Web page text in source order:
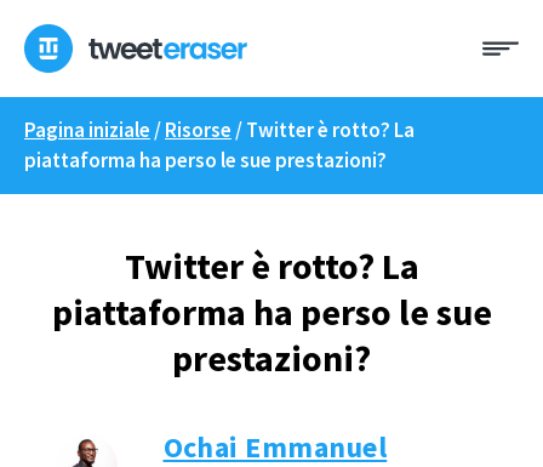
content
Pagina iniziale /Risorse /Twitter è rotto? La
piattaforma ha perso le sue prestazioni?
Twitter è rotto? La
piattaforma ha perso le sue
prestazioni?
Ochai Emmanuel